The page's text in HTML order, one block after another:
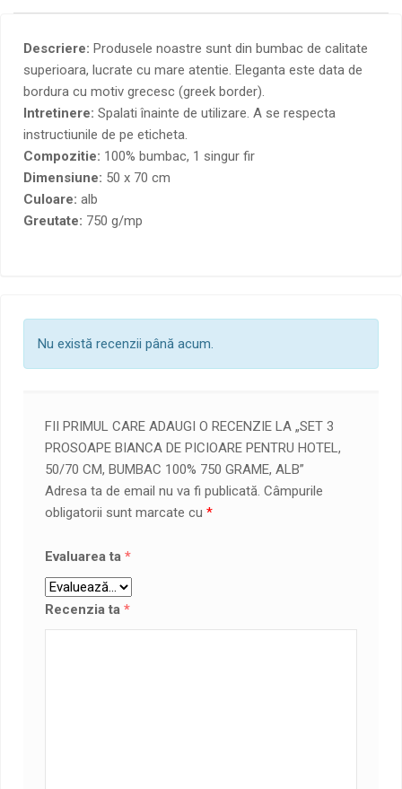
Descriere: Produsele noastre sunt din bumbac de calitate
superioara, lucrate cu mare atentie. Eleganta este data de
bordura cu motiv grecesc (greek border).
Intretinere: Spalati înainte de utilizare. A se respecta
instructiunile de pe eticheta.
Compozitie: 100% bumbac, 1 singur fir
Dimensiune: 50 x 70 cm
Culoare: alb
Greutate: 750 g/mp
Nu există recenzii până acum.
FII PRIMUL CARE ADAUGI O RECENZIE LA „SET 3
PROSOAPE BIANCA DE PICIOARE PENTRU HOTEL,
50/70 CM, BUMBAC 100% 750 GRAME, ALB”
Adresa ta de email nu va fi publicată. Câmpurile
obligatorii sunt marcate cu*
Evaluarea ta*
Recenzia ta*